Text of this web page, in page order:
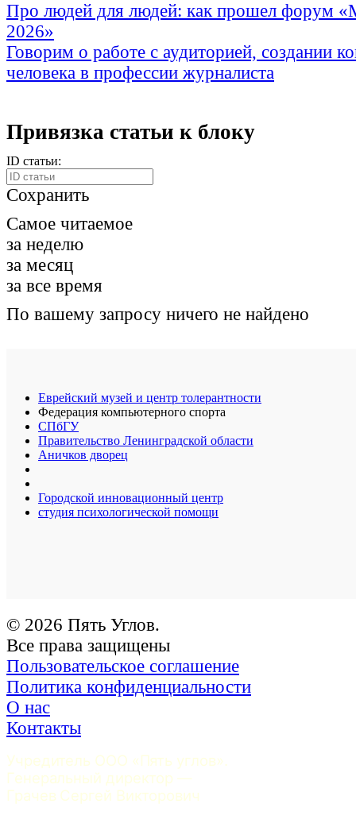
Про людей для людей: как прошел форум
2026»
Говорим о работе с аудиторией, создании
человека в профессии журналиста
Привязка статьи к блоку
ID статьи:
Сохранить
Самое читаемое
за неделю
за месяц
за все время
По вашему запросу ничего не найдено
Еврейский музей и центр толерантности
Федерация компьютерного спорта
СПбГУ
Правительство Ленинградской области
Аничков дворец
Городской инновационный центр
студия психологической помощи
© 2026 Пять Углов.
Все права защищены
Пользовательское соглашение
Политика конфиденциальности
О нас
Контакты
Учредитель ООО «Пять углов».
Генеральный директор —
Грачев Сергей Викторович